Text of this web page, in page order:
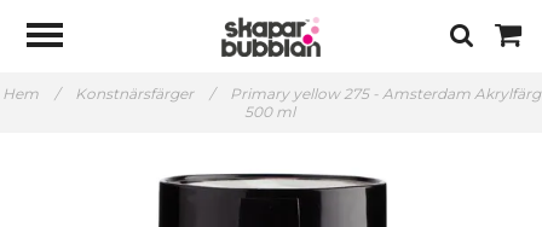
Hem / Konstnärsfärger /
Primary yellow 275 - Amsterdam Akrylfärg
500 ml